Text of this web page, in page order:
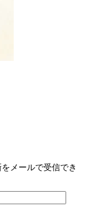
メールで受信でき